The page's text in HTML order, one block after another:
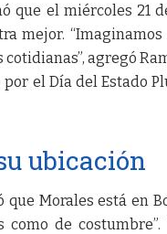
que el miércoles 21
mejor.
agregó
el Día del Estado
ubicación
que Morales está en
como de